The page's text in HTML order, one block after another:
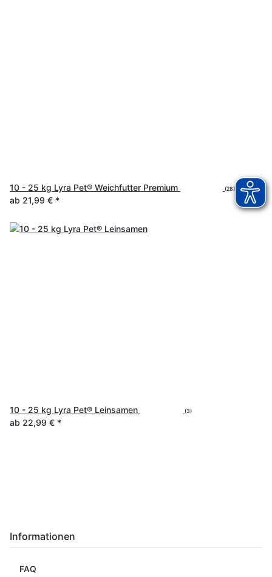
10 - 25 kg Lyra Pet® Weichfutter Premium (28)
ab 21,99 € *
10 - 25 kg Lyra Pet® Leinsamen (3)
ab 22,99 € *
Informationen
FAQ